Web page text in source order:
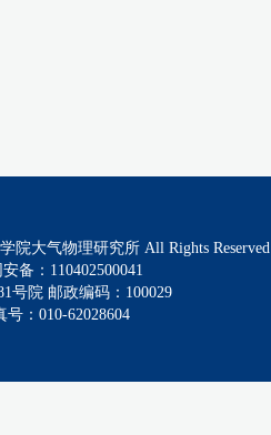
院大气物理研究所 All Rights Reserved
备：110402500041
号院 邮政编码：100029
：010-62028604